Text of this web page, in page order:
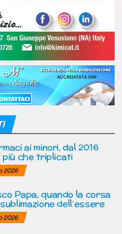
ai minori, dal 2016
più che triplicati
2026
Papa, quando la corsa
dell’essere
2026